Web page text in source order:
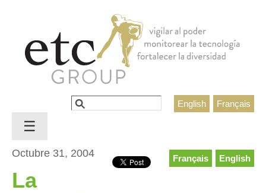
Français
English
Formulario de búsqueda
Buscar
English
Français
Octubre 31, 2004
La
☰